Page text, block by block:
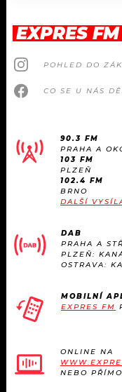
EXPRES FM
POHLED DO
CO SE U NÁS
90.3 FM
PRAHA A
103 FM
PLZEŇ
102.4 FM
BRNO
DALŠÍ
DAB
PRAHA A
PLZEŇ:
OSTRAVA:
MOBILNÍ
EXPRES FM
ONLINE NA
NEBO